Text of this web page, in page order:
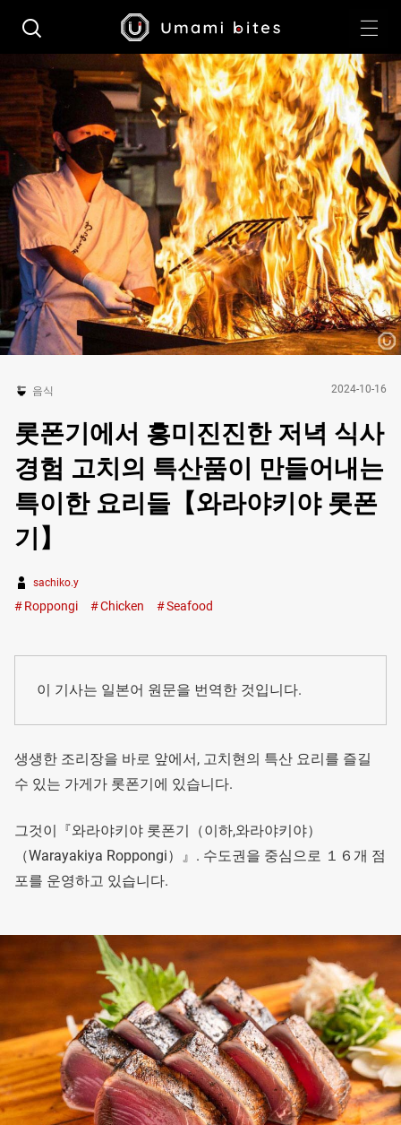
음식 2024-10-16
롯폰기에서 흥미진진한 저녁 식사
경험 고치의 특산품이 만들어내는
특이한 요리들【와라야키야 롯폰
기】
sachiko.y
Roppongi Chicken Seafood
이 기사는 일본어 원문을 번역한 것입니다.
생생한 조리장을 바로 앞에서, 고치현의 특산 요리를 즐길
수 있는 가게가 롯폰기에 있습니다.
그것이『와라야키야 롯폰기（이하,와라야키야）
（Warayakiya Roppongi）』. 수도권을 중심으로 １６개 점
포를 운영하고 있습니다.